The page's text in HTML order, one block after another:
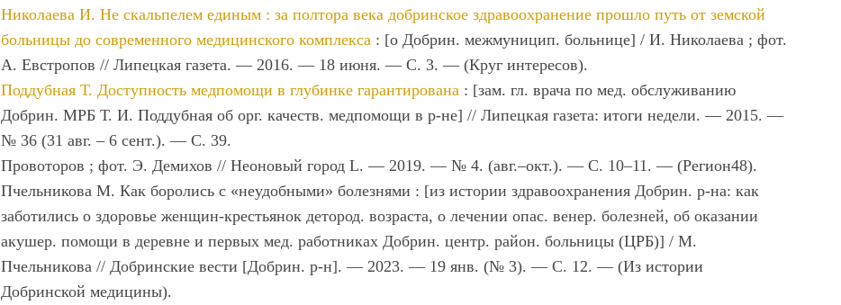
Николаева И. Не скальпелем единым : за полтора века добринское здравоохранение прошло путь от земской
больницы до современного медицинского комплекса : [о Добрин. межмуницип. больнице] / И. Николаева ; фот.
А. Евстропов // Липецкая газета. — 2016. — 18 июня. — С. 3. — (Круг интересов).
Поддубная Т. Доступность медпомощи в глубинке гарантирована : [зам. гл. врача по мед. обслуживанию
Добрин. МРБ Т. И. Поддубная об орг. качеств. медпомощи в р-не] // Липецкая газета: итоги недели. — 2015. —
№ 36 (31 авг. – 6 сент.). — С. 39.
Провоторов ; фот. Э. Демихов // Неоновый город L. — 2019. — № 4. (авг.–окт.). — С. 10–11. — (Регион48).
Пчельникова М. Как боролись с «неудобными» болезнями : [из истории здравоохранения Добрин. р-на: как
заботились о здоровье женщин-крестьянок детород. возраста, о лечении опас. венер. болезней, об оказании
акушер. помощи в деревне и первых мед. работниках Добрин. центр. район. больницы (ЦРБ)] / М.
Пчельникова // Добринские вести [Добрин. р-н]. — 2023. — 19 янв. (№ 3). — С. 12. — (Из истории
Добринской медицины).